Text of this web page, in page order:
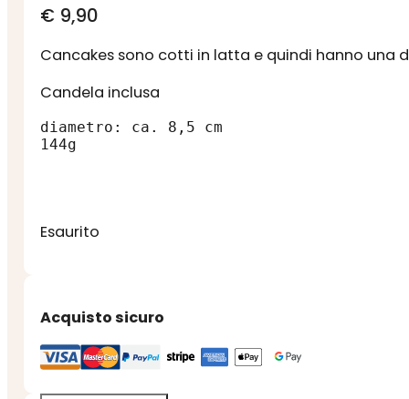
€ 9,90
Cancakes sono cotti in latta e quindi hanno una
Candela inclusa
diametro: ca. 8,5 cm
144g
Esaurito
Acquisto sicuro